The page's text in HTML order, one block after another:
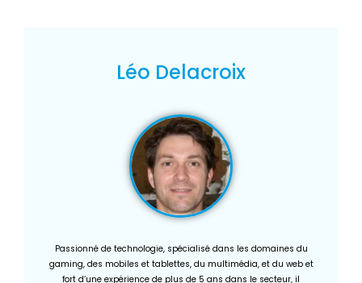
Léo Delacroix
Passionné de technologie, spécialisé dans les domaines du
gaming, des mobiles et tablettes, du multimédia, et du web et
fort d’une expérience de plus de 5 ans dans le secteur, il